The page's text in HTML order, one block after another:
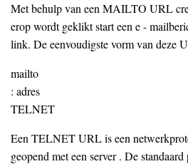
Met behulp van een MAILTO URL
erop wordt geklikt start een e -
link. De eenvoudigste vorm van deze
mailto
: adres
TELNET
Een TELNET URL is een
geopend met een server . De